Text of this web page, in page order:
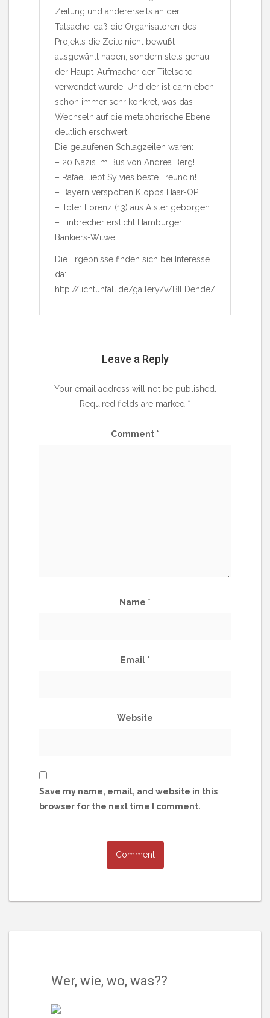
Zeitung und andererseits an der
Tatsache, daß die Organisatoren des
Projekts die Zeile nicht bewußt
ausgewählt haben, sondern stets genau
der Haupt-Aufmacher der Titelseite
verwendet wurde. Und der ist dann eben
schon immer sehr konkret, was das
Wechseln auf die metaphorische Ebene
deutlich erschwert.
Die gelaufenen Schlagzeilen waren:
– 20 Nazis im Bus von Andrea Berg!
– Rafael liebt Sylvies beste Freundin!
– Bayern verspotten Klopps Haar-OP
– Toter Lorenz (13) aus Alster geborgen
– Einbrecher ersticht Hamburger
Bankiers-Witwe
Die Ergebnisse finden sich bei Interesse
da:
http://lichtunfall.de/gallery/v/BILDende/
Leave a Reply
Your email address will not be published.
Required fields are marked *
Comment *
Name *
Email *
Website
Save my name, email, and website in this
browser for the next time I comment.
Wer, wie, wo, was??